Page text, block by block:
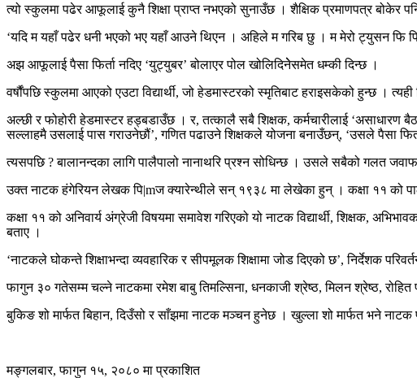
त्यो स्कुलमा पढेर आफूलाई कुनै शिक्षा प्राप्त नभएको सुनाउँछ । शैक्षिक प्रमाणपत्र बोकेर
‘यदि म यहाँ पढेर धनी भएको भए यहाँ आउने थिएन । अहिले म गरिब छु । म मेरो ट्युसन फि
अझ आफूलाई पैसा फिर्ता नदिए ‘युट्युबर’ बोलाएर पोल खोलिदिनेेसमेत धम्की दिन्छ ।
वर्षौंपछि स्कुलमा आएको एउटा विद्यार्थी, जो हेडमास्टरको स्मृतिबाट हराइसकेको हुन्छ । त्यही
अल्छी र फोहोरी हेडमास्टर हड्बडाउँछ । र, तत्कालै सबै शिक्षक, कर्मचारीलाई
सल्लाहमै उसलाई पास गराउनेछौं’, गणित पढाउने शिक्षकले योजना बनाउँछन्, ‘उसले पैसा
त्यसपछि ? बालानन्दका लागि पालैपालो नानाथरि प्रश्न सोधिन्छ । उसले सबैको गलत
उक्त नाटक हंगेरियन लेखक पि|mज क्यारेन्थीले सन् १९३८ मा लेखेका हुन् । कक्षा ११ को
कक्षा ११ को अनिवार्य अंग्रेजी विषयमा समावेश गरिएको यो नाटक विद्यार्थी, शिक्षक,
बताए ।
‘नाटकले घोकन्ते शिक्षाभन्दा व्यवहारिक र सीपमूलक शिक्षामा जोड दिएको छ’, निर्देशक
फागुन ३० गतेसम्म चल्ने नाटकमा रमेश बाबु तिमल्सिना, धनकाजी श्रेष्ठ, मिलन श्रेष्ठ,
बुकिङ शो मार्फत बिहान, दिउँसो र साँझमा नाटक मञ्चन हुनेछ । खुल्ला शो मार्फत भने
मङ्गलबार, फागुन १५, २०८० मा प्रकाशित